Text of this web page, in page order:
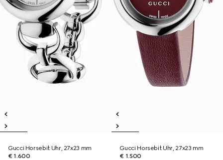
Gucci Horsebit Uhr, 27x23 mm
€ 1.600
Gucci Horsebit Uhr, 27x23 mm
€ 1.500